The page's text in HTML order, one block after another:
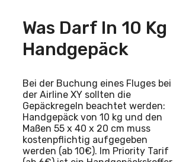
Was Darf In 10 Kg
Handgepäck
Bei der Buchung eines Fluges bei
der Airline XY sollten die
Gepäckregeln beachtet werden:
Handgepäck von 10 kg und den
Maßen 55 x 40 x 20 cm muss
kostenpflichtig aufgegeben
werden (ab 10€). Im Priority Tarif